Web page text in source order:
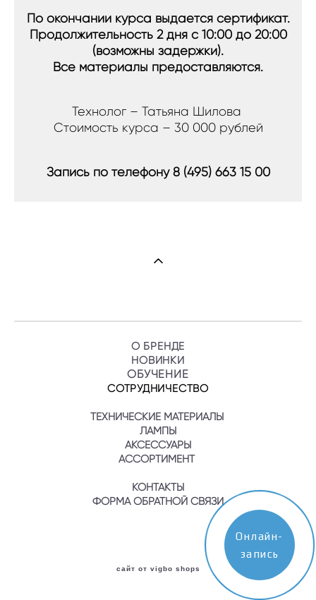
По окончании курса выдается сертификат.
Продолжительность 2 дня с 10:00 до 20:00
(возможны задержки).
Все материалы предоставляются.
Технолог – Татьяна Шилова
Стоимость курса – 30 000 рублей
Запись по телефону8 (495) 663 15 00
О БРЕНДЕ
НОВИНКИ
ОБУЧЕНИЕ
СОТРУДНИЧЕСТВО
ТЕХНИЧЕСКИЕ МАТЕРИАЛЫ
ЛАМПЫ
АКСЕССУАРЫ
АССОРТИМЕНТ
КОНТАКТЫ
ФОРМА ОБРАТНОЙ СВЯЗИ
сайт от vigbo shops
Онлайн-
запись